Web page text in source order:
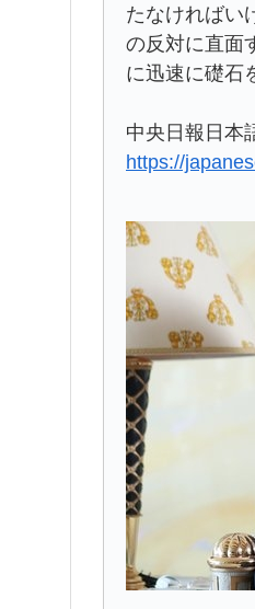
たなければい
の反対に直面
に迅速に礎石
中央日報日
https://